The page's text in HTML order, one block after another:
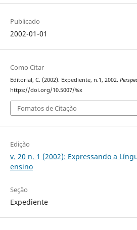
Publicado
2002-01-01
Como Citar
Editorial, C. (2002). Expediente, n.1, 2002.
https://doi.org/10.5007/%x
Fomatos de Citação
Edição
v. 20 n. 1 (2002): Expressando a
ensino
Seção
Expediente